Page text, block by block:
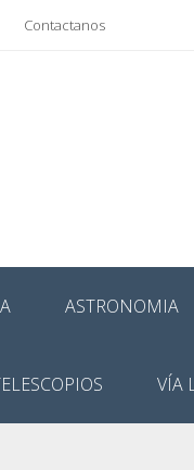
Contactanos
ASTRONOMIA
VÍA